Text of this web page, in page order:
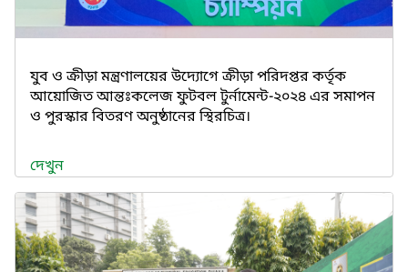
যুব ও ক্রীড়া মন্ত্রণালয়ের উদ্যোগে ক্রীড়া পরিদপ্তর কর্তৃক
আয়োজিত আন্তঃকলেজ ফুটবল টুর্নামেন্ট-২০২৪ এর সমাপন
ও পুরস্কার বিতরণ অনুষ্ঠানের স্থিরচিত্র।
দেখুন